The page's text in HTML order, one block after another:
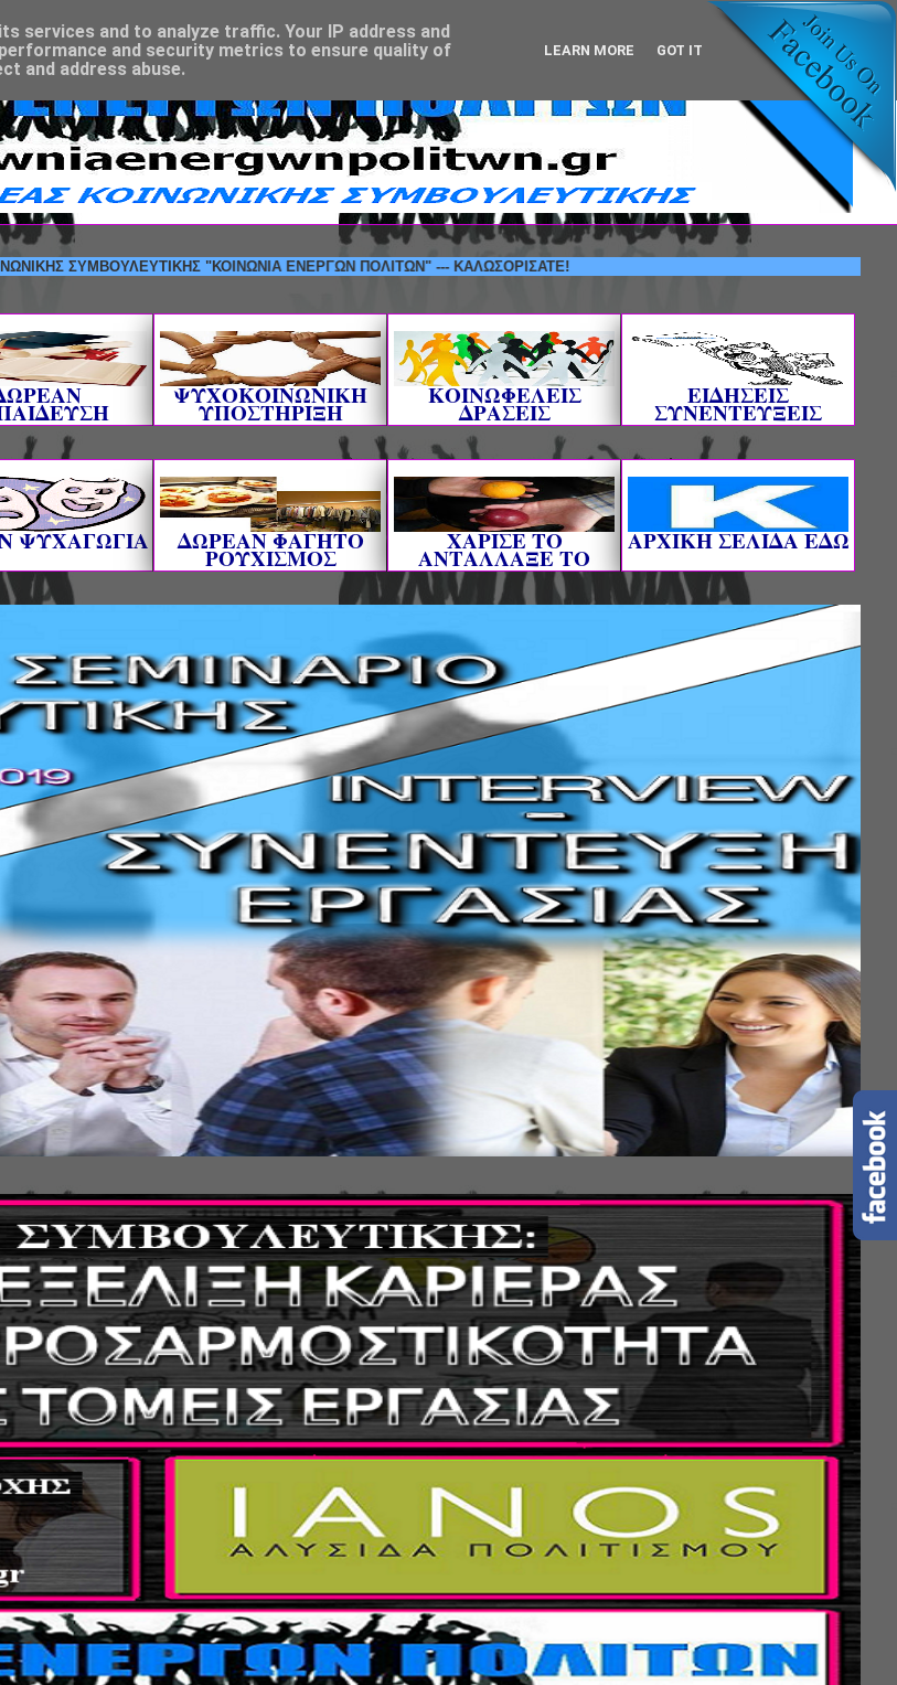
ΣΥΜΒΟΥΛΕΥΤΙΚΗΣ "ΚΟΙΝΩΝΙΑ ΕΝΕΡΓΩΝ ΠΟΛΙΤΩΝ" --- ΚΑΛΩΣΟΡΙΣΑΤΕ!
ΨΥΧΟΚΟΙΝΩΝΙΚΗ
ΥΠΟΣΤΗΡΙΞΗ
ΚΟΙΝΩΦΕΛΕΙΣ
ΔΡΑΣΕΙΣ
ΕΙΔΗΣΕΙΣ
ΣΥΝΕΝΤΕΥΞΕΙΣ
ΨΥΧΑΓΩΓΙΑ ΔΩΡΕΑΝ ΦΑΓΗΤΟ
ΡΟΥΧΙΣΜΟΣ
ΧΑΡΙΣΕ ΤΟ
ΑΝΤΑΛΛΑΞΕ ΤΟ
AΡΧΙΚΗ ΣΕΛΙΔΑ ΕΔΩ
services and to analyze traffic. Your IP address and
and security metrics to ensure quality of
and address abuse.
LEARN MORE GOT IT